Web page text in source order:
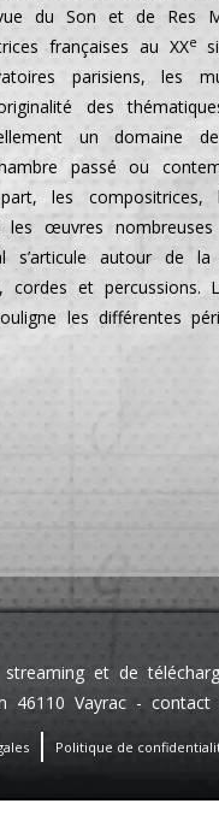
du Son et de Res
françaises au XXe
parisiens, les
des
un domaine
passé ou
les compositrices,
les œuvres
s’articule autour de
cordes et
les différentes
et de
Vayrac - contact
Politique de